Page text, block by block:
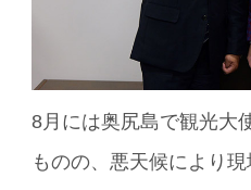
8月には奥尻島で観光大
ものの、悪天候により